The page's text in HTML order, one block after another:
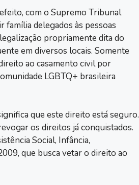
com o Supremo Tribunal
família delegados às pessoas
propriamente dita do
em diversos locais. Somente
ao casamento civil por
LGBTQ+ brasileira
que este direito está seguro.
os direitos já conquistados.
Social, Infância,
que busca vetar o direito ao